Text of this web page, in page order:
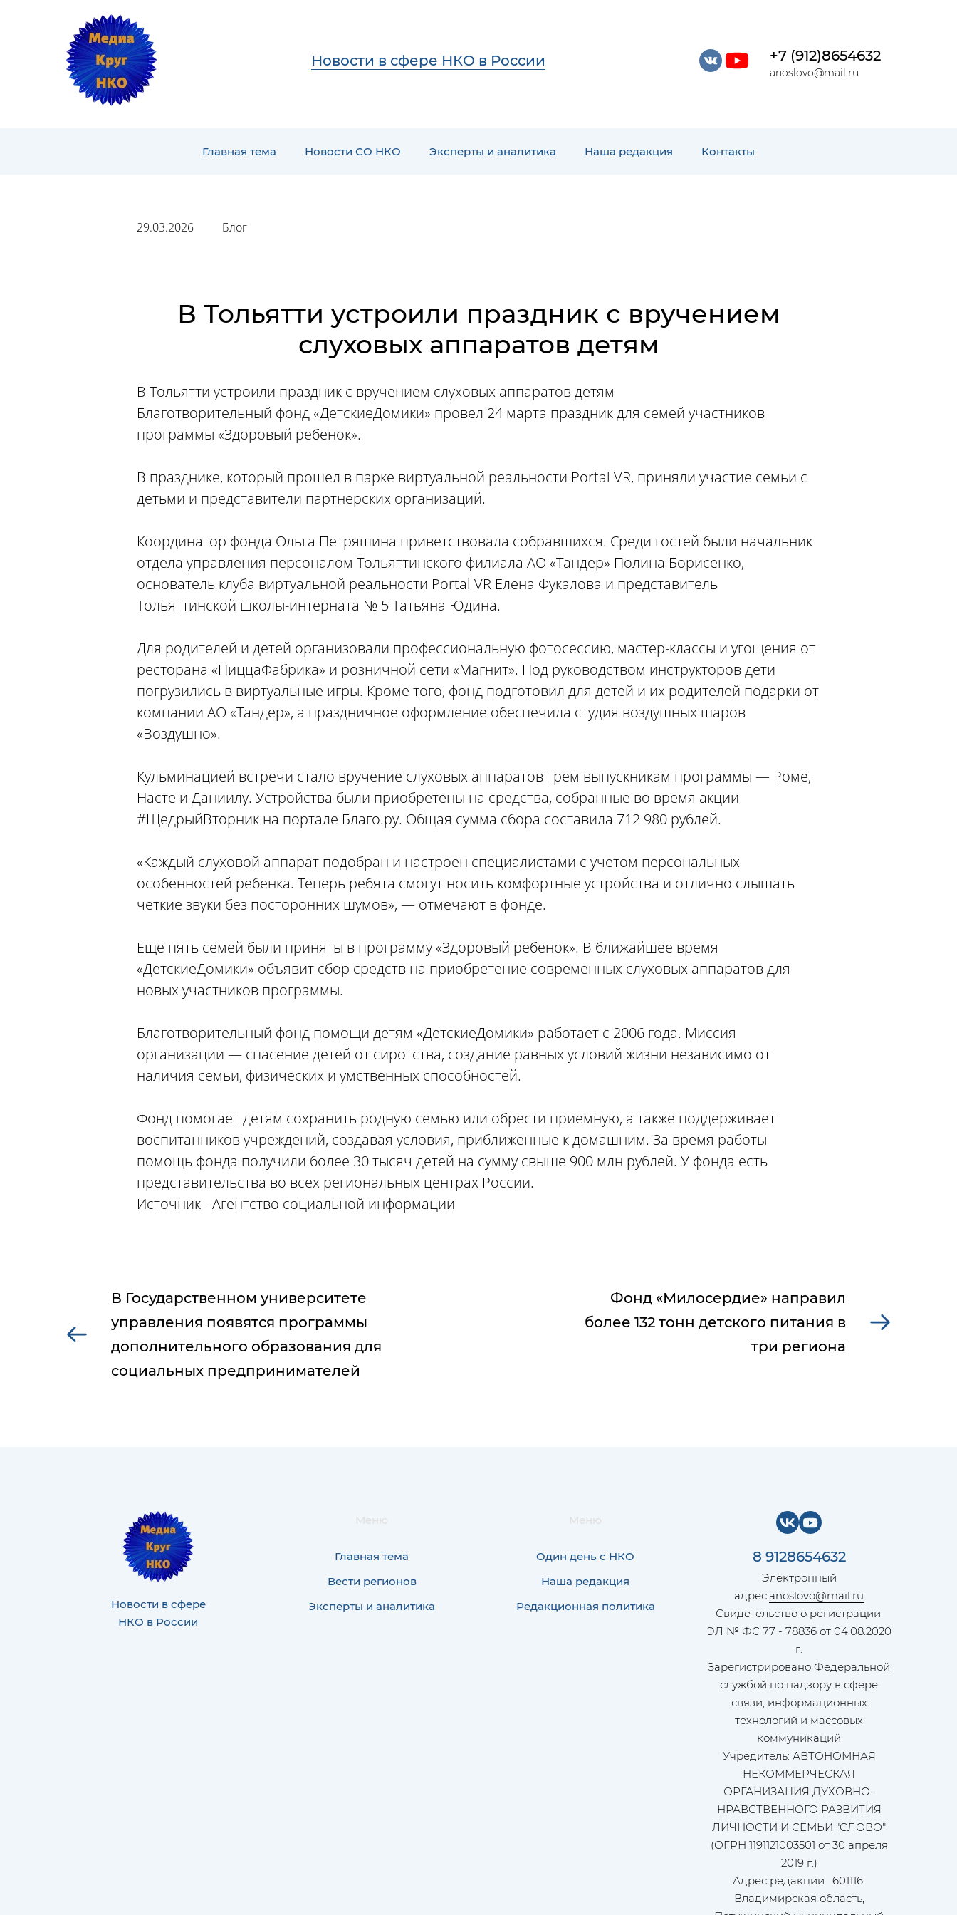
Новости в сфере НКО в России +7 (912)8654632
anoslovo@mail.ru
Главная тема Новости СО НКО Эксперты и аналитика Наша редакция Контакты
29.03.2026 Блог
В Тольятти устроили праздник с вручением
слуховых аппаратов детям
В Тольятти устроили праздник с вручением слуховых аппаратов детям
Благотворительный фонд «ДетскиеДомики» провел 24 марта праздник для семей участников
программы «Здоровый ребенок».
В празднике, который прошел в парке виртуальной реальности Portal VR, приняли участие семьи с
детьми и представители партнерских организаций.
Координатор фонда Ольга Петряшина приветствовала собравшихся. Среди гостей были начальник
отдела управления персоналом Тольяттинского филиала АО «Тандер» Полина Борисенко,
основатель клуба виртуальной реальности Portal VR Елена Фукалова и представитель
Тольяттинской школы-интерната № 5 Татьяна Юдина.
Для родителей и детей организовали профессиональную фотосессию, мастер-классы и угощения от
ресторана «ПиццаФабрика» и розничной сети «Магнит». Под руководством инструкторов дети
погрузились в виртуальные игры. Кроме того, фонд подготовил для детей и их родителей подарки от
компании АО «Тандер», а праздничное оформление обеспечила студия воздушных шаров
«Воздушно».
Кульминацией встречи стало вручение слуховых аппаратов трем выпускникам программы — Роме,
Насте и Даниилу. Устройства были приобретены на средства, собранные во время акции
#ЩедрыйВторник на портале Благо.ру. Общая сумма сбора составила 712 980 рублей.
«Каждый слуховой аппарат подобран и настроен специалистами с учетом персональных
особенностей ребенка. Теперь ребята смогут носить комфортные устройства и отлично слышать
четкие звуки без посторонних шумов», — отмечают в фонде.
Еще пять семей были приняты в программу «Здоровый ребенок». В ближайшее время
«ДетскиеДомики» объявит сбор средств на приобретение современных слуховых аппаратов для
новых участников программы.
Благотворительный фонд помощи детям «ДетскиеДомики» работает с 2006 года. Миссия
организации — спасение детей от сиротства, создание равных условий жизни независимо от
наличия семьи, физических и умственных способностей.
Фонд помогает детям сохранить родную семью или обрести приемную, а также поддерживает
воспитанников учреждений, создавая условия, приближенные к домашним. За время работы
помощь фонда получили более 30 тысяч детей на сумму свыше 900 млн рублей. У фонда есть
представительства во всех региональных центрах России.
Источник - Агентство социальной информации
В Государственном университете
управления появятся программы
дополнительного образования для
социальных предпринимателей
Фонд «Милосердие» направил
более 132 тонн детского питания в
три региона
Новости в сфере
НКО в России
Меню
Главная тема
Вести регионов
Эксперты и аналитика
Меню
Один день с НКО
Наша редакция
Редакционная политика
8 9128654632
Электронный
адрес:anoslovo@mail.ru
Свидетельство о регистрации:
ЭЛ № ФС 77 - 78836 от 04.08.2020
г.
Зарегистрировано Федеральной
службой по надзору в сфере
связи, информационных
технологий и массовых
коммуникаций
Учредитель: АВТОНОМНАЯ
НЕКОММЕРЧЕСКАЯ
ОРГАНИЗАЦИЯ ДУХОВНО-
НРАВСТВЕННОГО РАЗВИТИЯ
ЛИЧНОСТИ И СЕМЬИ "СЛОВО"
(ОГРН 1191121003501 от 30 апреля
2019 г.)
Адрес редакции: 601116,
Владимирская область,